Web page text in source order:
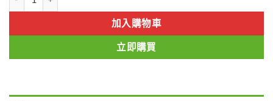
加入購物車
立即購買